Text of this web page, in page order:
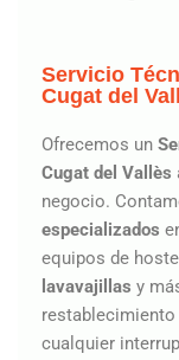
Servicio
Cugat del
Ofrecemos un
Cugat del Vallès
negocio.
especializados
equipos de
lavavajillas y
cualquier